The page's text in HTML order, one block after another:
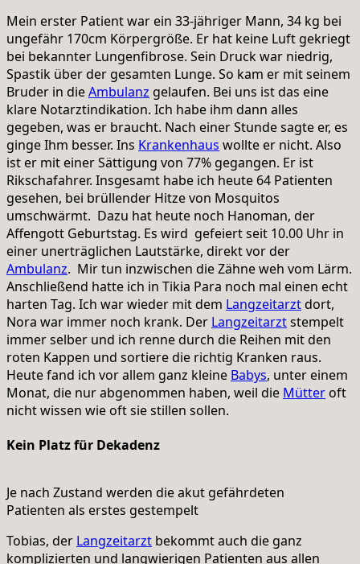
Mein erster Patient war ein 33-jähriger Mann, 34 kg bei
ungefähr 170cm Körpergröße. Er hat keine Luft gekriegt
bei bekannter Lungenfibrose. Sein Druck war niedrig,
Spastik über der gesamten Lunge. So kam er mit seinem
Bruder in dieAmbulanz gelaufen. Bei uns ist das eine
klare Notarztindikation. Ich habe ihm dann alles
gegeben, was er braucht. Nach einer Stunde sagte er, es
ginge Ihm besser. Ins Krankenhaus wollte er nicht. Also
ist er mit einer Sättigung von 77% gegangen. Er ist
Rikschafahrer. Insgesamt habe ich heute 64 Patienten
gesehen, bei brüllender Hitze von Mosquitos
umschwärmt. Dazu hat heute noch Hanoman, der
Affengott Geburtstag. Es wird gefeiert seit 10.00 Uhr in
einer unerträglichen Lautstärke, direkt vor der
Ambulanz. Mir tun inzwischen die Zähne weh vom Lärm.
Anschließend hatte ich in Tikia Para noch mal einen echt
harten Tag. Ich war wieder mit dem Langzeitarztdort,
Nora war immer noch krank. Der Langzeitarztstempelt
immer selber und ich renne durch die Reihen mit den
roten Kappen und sortiere die richtig Kranken raus.
Heute fand ich vor allem ganz kleine Babys, unter einem
Monat, die nur abgenommen haben, weil die Mütter oft
nicht wissen wie oft sie stillen sollen.
Kein Platz für Dekadenz
Je nach Zustand werden die akut gefährdeten
Patienten als erstes gestempelt
Tobias, der Langzeitarzt bekommt auch die ganz
komplizierten und langwierigen Patienten aus allen